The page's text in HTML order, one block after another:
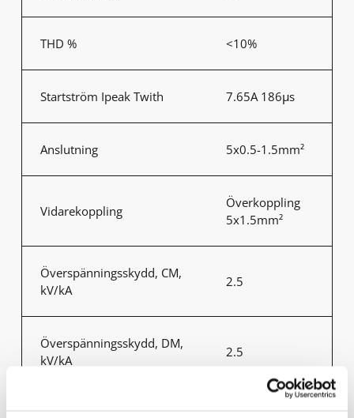
THD % <10%
Startström Ipeak Twith 7.65A 186μs
Anslutning 5x0.5-1.5mm²
Vidarekoppling
Överkoppling
5x1.5mm²
Överspänningsskydd, CM,
kV/kA
2.5
Överspänningsskydd, DM,
kV/kA
2.5